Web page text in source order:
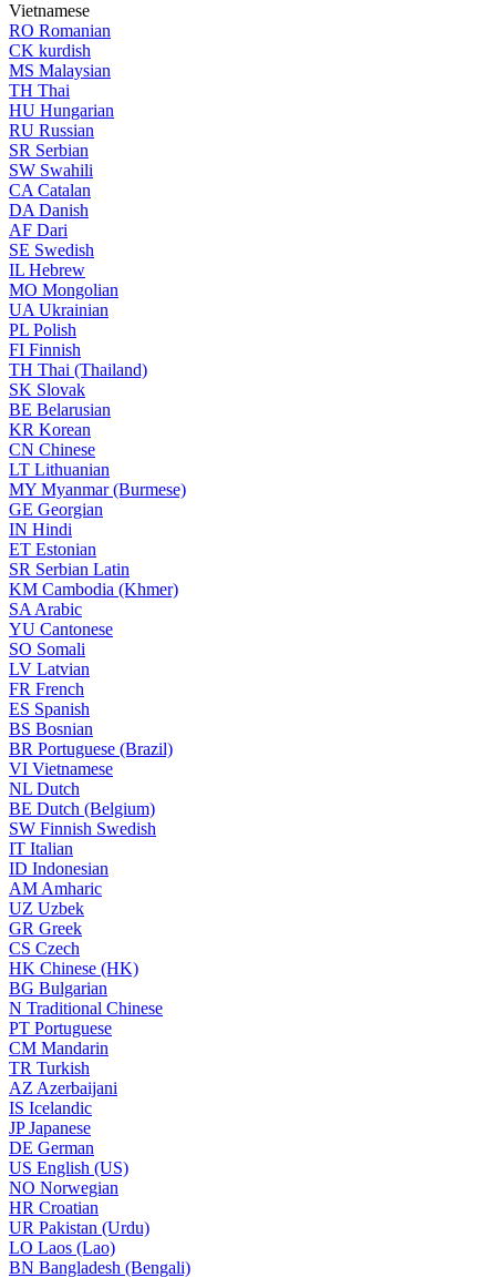
Vietnamese
RO Romanian
CK kurdish
MS Malaysian
TH Thai
HU Hungarian
RU Russian
SR Serbian
SW Swahili
CA Catalan
DA Danish
AF Dari
SE Swedish
IL Hebrew
MO Mongolian
UA Ukrainian
PL Polish
FI Finnish
TH Thai (Thailand)
SK Slovak
BE Belarusian
KR Korean
CN Chinese
LT Lithuanian
MY Myanmar (Burmese)
GE Georgian
IN Hindi
ET Estonian
SR Serbian Latin
KM Cambodia (Khmer)
SA Arabic
YU Cantonese
SO Somali
LV Latvian
FR French
ES Spanish
BS Bosnian
BR Portuguese (Brazil)
VI Vietnamese
NL Dutch
BE Dutch (Belgium)
SW Finnish Swedish
IT Italian
ID Indonesian
AM Amharic
UZ Uzbek
GR Greek
CS Czech
HK Chinese (HK)
BG Bulgarian
N Traditional Chinese
PT Portuguese
CM Mandarin
TR Turkish
AZ Azerbaijani
IS Icelandic
JPJapanese
DE German
US English (US)
NO Norwegian
HR Croatian
UR Pakistan (Urdu)
LO Laos (Lao)
BN Bangladesh (Bengali)